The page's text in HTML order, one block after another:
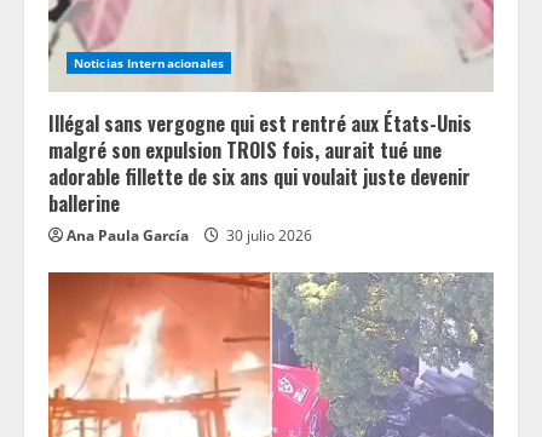
Noticias Internacionales
Illégal sans vergogne qui est rentré aux États-Unis
malgré son expulsion TROIS fois, aurait tué une
adorable fillette de six ans qui voulait juste devenir
ballerine
Ana Paula García 30 julio 2026